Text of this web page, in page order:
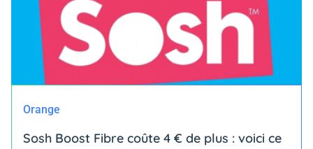
Orange
Sosh Boost Fibre coûte 4 € de plus : voici ce